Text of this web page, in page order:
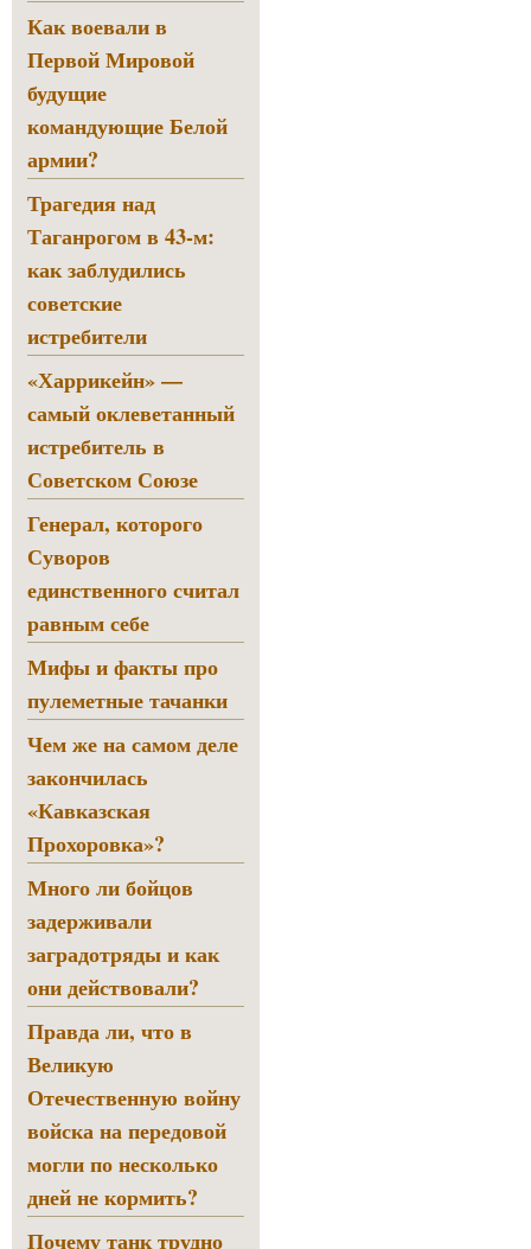
Как воевали в
Первой Мировой
будущие
командующие Белой
армии?
Трагедия над
Таганрогом в 43-м:
как заблудились
советские
истребители
«Харрикейн» —
самый оклеветанный
истребитель в
Советском Союзе
Генерал, которого
Суворов
единственного считал
равным себе
Мифы и факты про
пулеметные тачанки
Чем же на самом деле
закончилась
«Кавказская
Прохоровка»?
Много ли бойцов
задерживали
заградотряды и как
они действовали?
Правда ли, что в
Великую
Отечественную войну
войска на передовой
могли по несколько
дней не кормить?
Почему танк трудно